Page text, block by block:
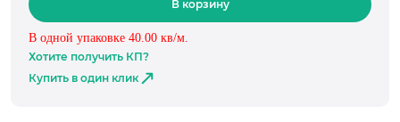
В корзину
В одной упаковке 40.00 кв/м.
Хотите получить КП?
Купить в один клик